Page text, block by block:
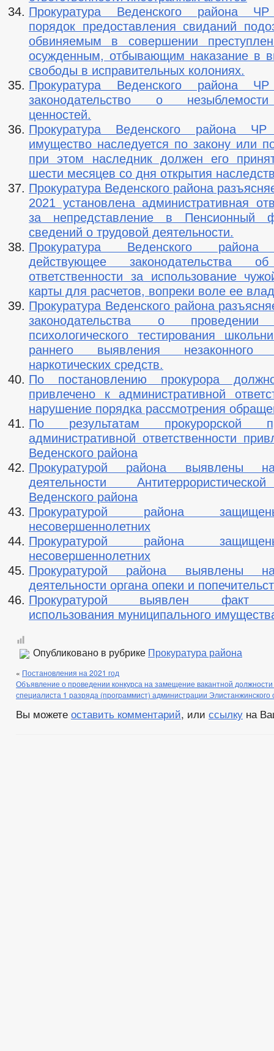
Прокуратура Веденского района ЧР
порядок предоставления свиданий
обвиняемым в совершении
осужденным, отбывающим наказание в
свободы в исправительных колониях.
Прокуратура Веденского района ЧР
законодательство о
ценностей.
Прокуратура Веденского района ЧР
имущество наследуется по закону или
при этом наследник должен его
шести месяцев со дня открытия
Прокуратура Веденского района
2021 установлена административная
за непредставление в Пенсионный
сведений о трудовой деятельности.
Прокуратура Веденского района
действующее законодательства
ответственности за использование
карты для расчетов, вопреки воле ее
Прокуратура Веденского района
законодательства о проведении
психологического тестирования
раннего выявления незаконного
наркотических средств.
По постановлению прокурора
привлечено к административной
нарушение порядка рассмотрения
По результатам прокурорской
административной ответственности
Веденского района
Прокуратурой района выявлены
деятельности
Веденского района
Прокуратурой района
несовершеннолетних
Прокуратурой района
несовершеннолетних
Прокуратурой района выявлены
деятельности органа опеки и
Прокуратурой выявлен факт
использования муниципального
Опубликовано в рубрике Прокуратура района
« Постановления на 2021 год
Объявление о проведении конкурса на замещение вакантной
специалиста 1 разряда (программист) администрации Элистанжинского
Вы можете оставить комментарий, или ссылку на